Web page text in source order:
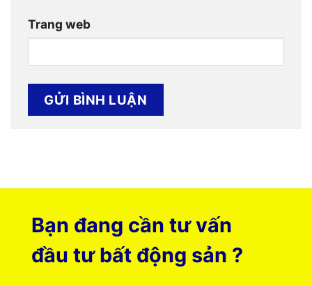
Trang web
Bạn đang cần tư vấn
đầu tư bất động sản ?